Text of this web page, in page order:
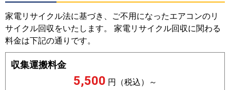
家電リサイクル法に基づき、ご不用になったエアコンのリ
サイクル回収をいたします。 家電リサイクル回収に関わる
料金は下記の通りです。
収集運搬料金
5,500 円（税込）～